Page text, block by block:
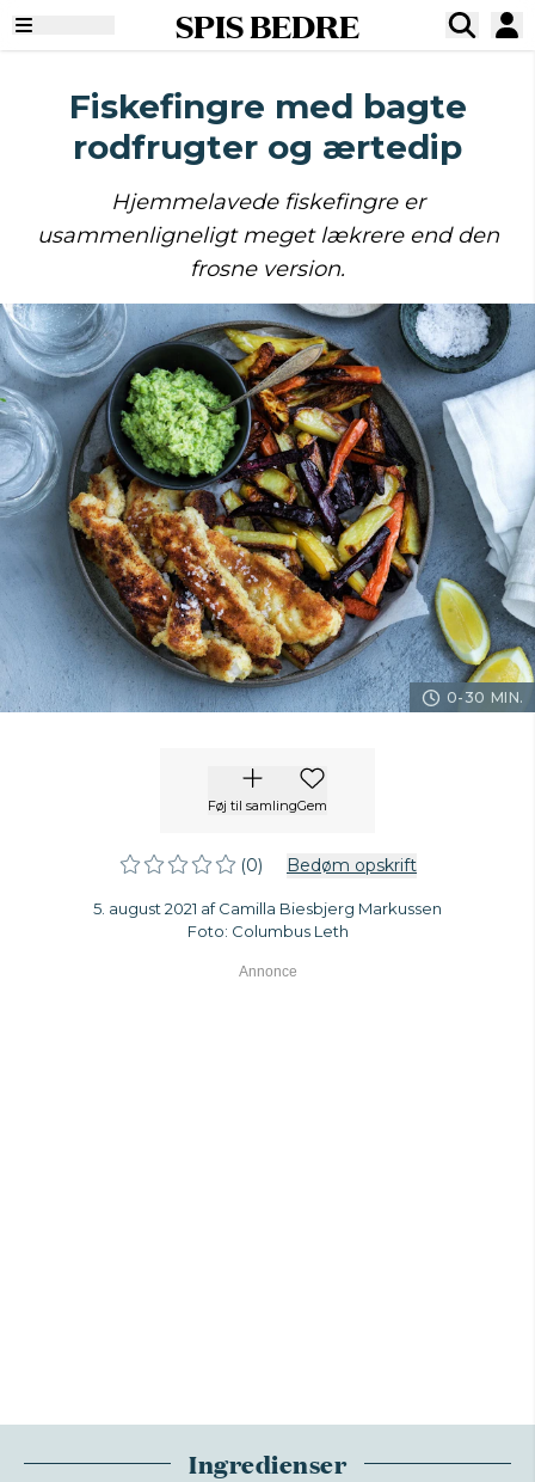
SPIS BEDRE
Fiskefingre med bagte
rodfrugter og ærtedip
Hjemmelavede fiskefingre er
usammenligneligt meget lækrere end den
frosne version.
0-30 MIN.
Føj til samlingGem
(0) Bedøm opskrift
5. august 2021 af Camilla Biesbjerg Markussen
Foto: Columbus Leth
Ingredienser